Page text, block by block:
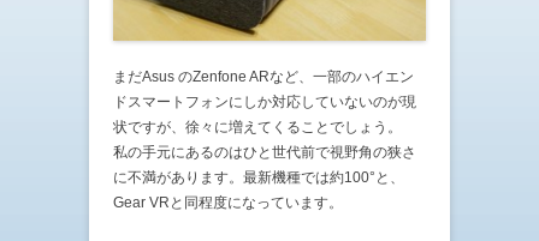
まだAsus のZenfone ARなど、一部のハイエン
ドスマートフォンにしか対応していないのが現
状ですが、徐々に増えてくることでしょう。
私の手元にあるのはひと世代前で視野角の狭さ
に不満があります。最新機種では約100°と、
Gear VRと同程度になっています。